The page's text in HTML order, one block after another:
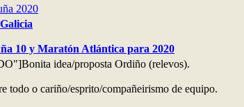
2020
10 y Maratón Atlántica para 2020
idea/proposta Ordiño (relevos).
todo o cariño/esprito/compañeirismo de equipo.